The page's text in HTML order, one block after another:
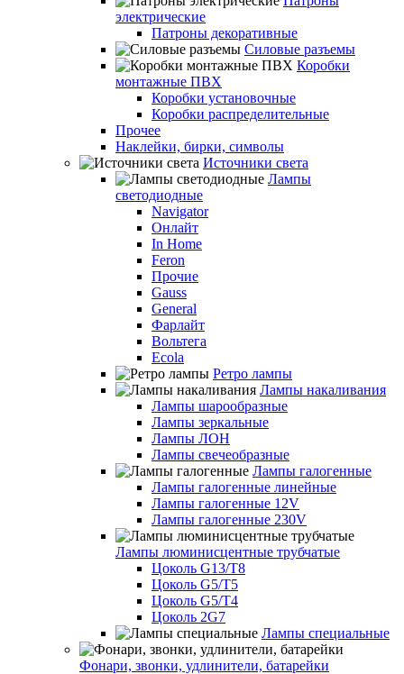
электрические
Патроны декоративные
Силовые разъемы
Коробки
монтажные ПВХ
Коробки установочные
Коробки распределительные
Прочее
Наклейки, бирки, символы
Источники света
Лампы
светодиодные
Navigator
Онлайт
In Home
Feron
Прочие
Gauss
General
Фарлайт
Вольтега
Ecola
Ретро лампы
Лампы накаливания
Лампы шарообразные
Лампы зеркальные
Лампы ЛОН
Лампы свечеобразные
Лампы галогенные
Лампы галогенные линейные
Лампы галогенные 12V
Лампы галогенные 230V
Лампы люминисцентные трубчатые
Цоколь G13/T8
Цоколь G5/Т5
Цоколь G5/T4
Цоколь 2G7
Лампы специальные
Фонари, звонки, удлинители, батарейки